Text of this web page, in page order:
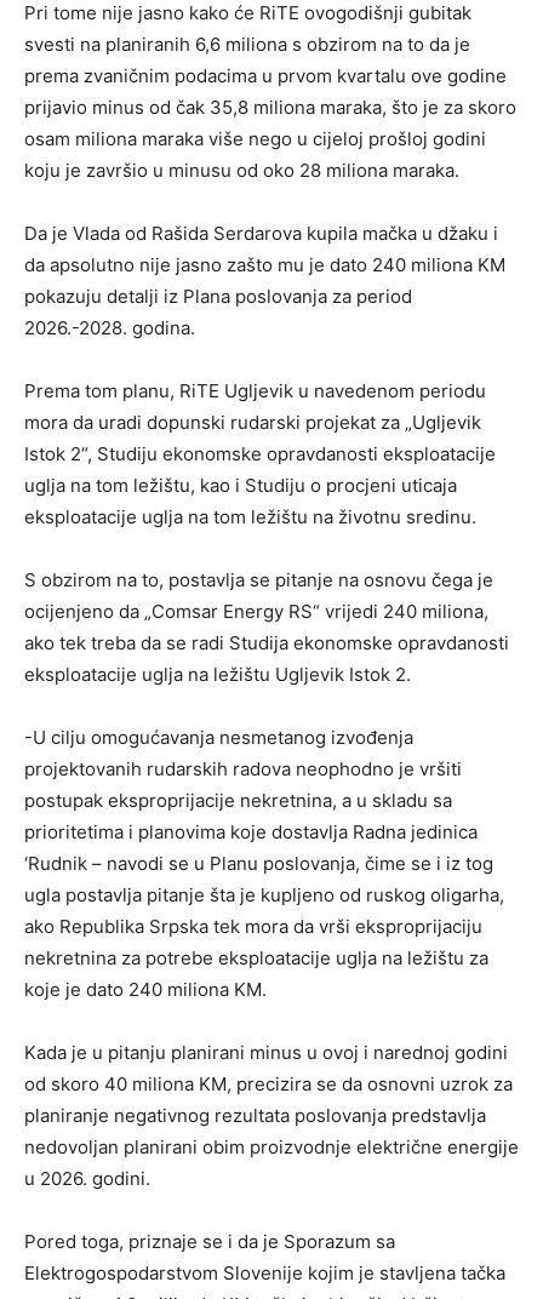
Pri tome nije jasno kako će RiTE ovogodišnji gubitak
svesti na planiranih 6,6 miliona s obzirom na to da je
prema zvaničnim podacima u prvom kvartalu ove godine
prijavio minus od čak 35,8 miliona maraka, što je za skoro
osam miliona maraka više nego u cijeloj prošloj godini
koju je završio u minusu od oko 28 miliona maraka.
Da je Vlada od Rašida Serdarova kupila mačka u džaku i
da apsolutno nije jasno zašto mu je dato 240 miliona KM
pokazuju detalji iz Plana poslovanja za period
2026.-2028. godina.
Prema tom planu, RiTE Ugljevik u navedenom periodu
mora da uradi dopunski rudarski projekat za „Ugljevik
Istok 2“, Studiju ekonomske opravdanosti eksploatacije
uglja na tom ležištu, kao i Studiju o procjeni uticaja
eksploatacije uglja na tom ležištu na životnu sredinu.
S obzirom na to, postavlja se pitanje na osnovu čega je
ocijenjeno da „Comsar Energy RS“ vrijedi 240 miliona,
ako tek treba da se radi Studija ekonomske opravdanosti
eksploatacije uglja na ležištu Ugljevik Istok 2.
-U cilju omogućavanja nesmetanog izvođenja
projektovanih rudarskih radova neophodno je vršiti
postupak eksproprijacije nekretnina, a u skladu sa
prioritetima i planovima koje dostavlja Radna jedinica
‘Rudnik – navodi se u Planu poslovanja, čime se i iz tog
ugla postavlja pitanje šta je kupljeno od ruskog oligarha,
ako Republika Srpska tek mora da vrši eksproprijaciju
nekretnina za potrebe eksploatacije uglja na ležištu za
koje je dato 240 miliona KM.
Kada je u pitanju planirani minus u ovoj i narednoj godini
od skoro 40 miliona KM, precizira se da osnovni uzrok za
planiranje negativnog rezultata poslovanja predstavlja
nedovoljan planirani obim proizvodnje električne energije
u 2026. godini.
Pored toga, priznaje se i da je Sporazum sa
Elektrogospodarstvom Slovenije kojim je stavljena tačka